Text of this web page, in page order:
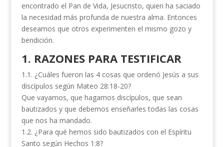
encontrado el Pan de Vida, Jesucristo, quien ha saciado
la necesidad más profunda de nuestra alma. Entonces
deseamos que otros experimenten el mismo gozo y
bendición.
1. RAZONES PARA TESTIFICAR
1.1. ¿Cuáles fueron las 4 cosas que ordenó Jesús a sus
discípulos según Mateo 28:18-20?
Que vayamos, que hagamos discípulos, que sean
bautizados y que debemos enseñarles todas las cosas
que nos ha mandado.
1.2. ¿Para qué hemos sido bautizados con el Espíritu
Santo según Hechos 1:8?